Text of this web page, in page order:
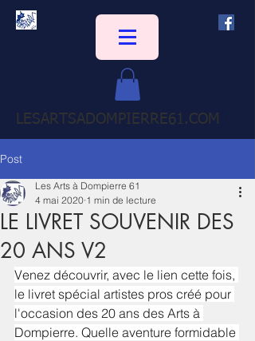
LESARTSADOMPIERRE61.COM
Post
LE LIVRET SOUVENIR DES
20 ANS V2
Les Arts à Dompierre 61
4 mai 2020 1 min de lecture
Venez découvrir, avec le lien cette fois,
le livret spécial artistes pros créé pour
l'occasion des 20 ans des Arts à
Dompierre. Quelle aventure formidable